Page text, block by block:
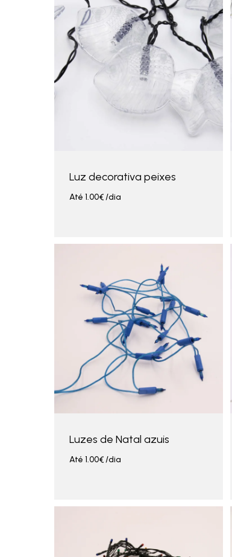
Luz decorativa peixes
Até 1.00€/dia
Luzes de Natal azuis
Até 1.00€/dia